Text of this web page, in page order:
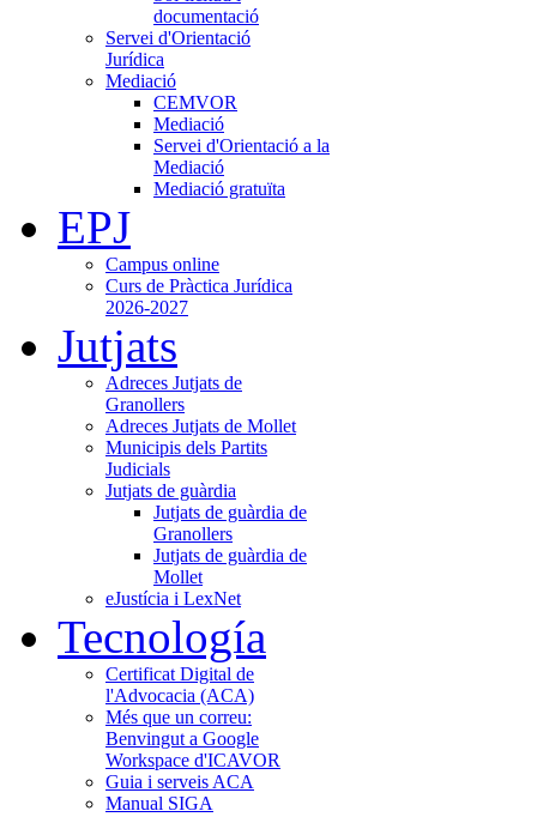
documentació
Servei d'Orientació
Jurídica
Mediació
CEMVOR
Mediació
Servei d'Orientació a la
Mediació
Mediació gratuïta
EPJ
Campus online
Curs de Pràctica Jurídica
2026-2027
Jutjats
Adreces Jutjats de
Granollers
Adreces Jutjats de Mollet
Municipis dels Partits
Judicials
Jutjats de guàrdia
Jutjats de guàrdia de
Granollers
Jutjats de guàrdia de
Mollet
eJustícia i LexNet
Tecnología
Certificat Digital de
l'Advocacia (ACA)
Més que un correu:
Benvingut a Google
Workspace d'ICAVOR
Guia i serveis ACA
Manual SIGA